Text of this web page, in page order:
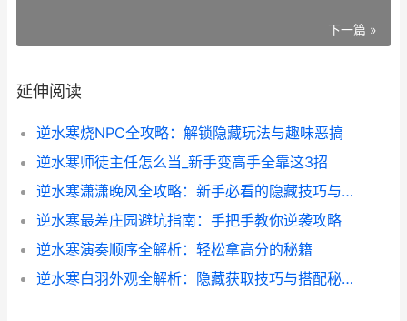
下一篇 »
延伸阅读
逆水寒烧NPC全攻略：解锁隐藏玩法与趣味恶搞
逆水寒师徒主任怎么当_新手变高手全靠这3招
逆水寒潇潇晚风全攻略：新手必看的隐藏技巧与实战心得
逆水寒最差庄园避坑指南：手把手教你逆袭攻略
逆水寒演奏顺序全解析：轻松拿高分的秘籍
逆水寒白羽外观全解析：隐藏获取技巧与搭配秘籍